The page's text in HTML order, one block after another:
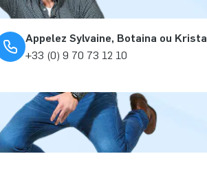
Appelez Sylvaine, Botaina ou Krista
+33 (0) 9 70 73 12 10